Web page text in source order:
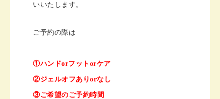
いいたします。
ご予約の際は
①ハンドorフットorケア
②ジェルオフありorなし
③ご希望のご予約時間